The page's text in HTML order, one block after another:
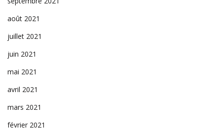
août 2021
juillet 2021
juin 2021
mai 2021
avril 2021
mars 2021
février 2021